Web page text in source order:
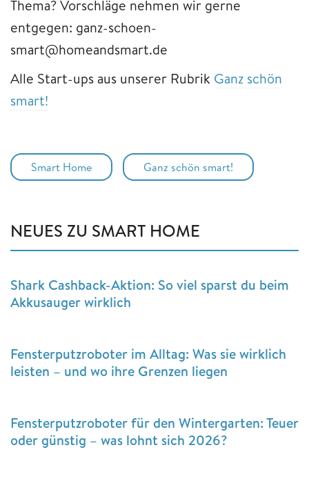
Thema? Vorschläge nehmen wir gerne
entgegen: ganz-schoen-
smart@homeandsmart.de
Alle Start-ups aus unserer Rubrik Ganz schön
smart!
Smart Home Ganz schön smart!
NEUES ZU SMART HOME
Shark Cashback-Aktion: So viel sparst du beim
Akkusauger wirklich
Fensterputzroboter im Alltag: Was sie wirklich
leisten – und wo ihre Grenzen liegen
Fensterputzroboter für den Wintergarten: Teuer
oder günstig – was lohnt sich 2026?